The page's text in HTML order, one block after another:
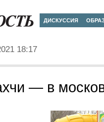
ДИСКУССИЯ
18:17
— в